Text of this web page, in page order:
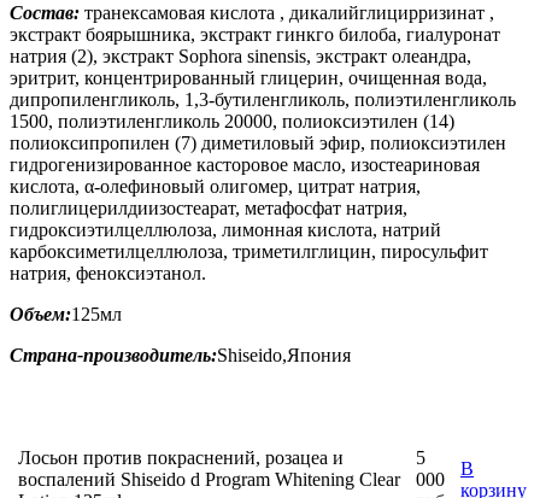
Состав: транексамовая кислота , дикалийглицирризинат ,
экстракт боярышника, экстракт гинкго билоба, гиалуронат
натрия (2), экстракт Sophora sinensis, экстракт олеандра,
эритрит, концентрированный глицерин, очищенная вода,
дипропиленгликоль, 1,3-бутиленгликоль, полиэтиленгликоль
1500, полиэтиленгликоль 20000, полиоксиэтилен (14)
полиоксипропилен (7) диметиловый эфир, полиоксиэтилен
гидрогенизированное касторовое масло, изостеариновая
кислота, α-олефиновый олигомер, цитрат натрия,
полиглицерилдиизостеарат, метафосфат натрия,
гидроксиэтилцеллюлоза, лимонная кислота, натрий
карбоксиметилцеллюлоза, триметилглицин, пиросульфит
натрия, феноксиэтанол.
Объем:125мл
Страна-производитель:Shiseido,Япония
Лосьон против покраснений, розацеа и
воспалений Shiseido d Program Whitening Clear
5
000
В
корзину